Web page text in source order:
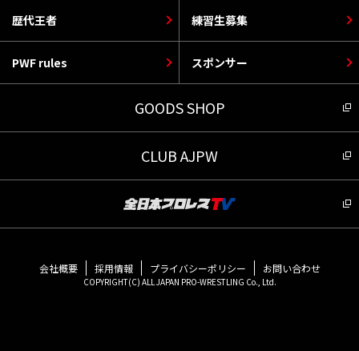
PWF rules
歴代王者
スポンサー
練習生募集
GOODS SHOP
CLUB AJPW
会社概要 採用情報 プライバシーポリシー お問い合わせ
COPYRIGHT(C) ALL JAPAN PRO-WRESTLING Co., Ltd.